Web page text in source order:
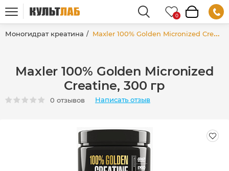
Моногидрат креатина Maxler 100% Golden Micronized Creatine, 300 гр
Maxler 100% Golden Micronized
Creatine, 300 гр
0 отзывов Написать отзыв